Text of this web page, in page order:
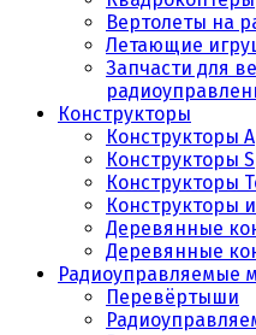
Вертолеты на
Летающие
Запчасти для
Конструкторы
Конструкторы
Конструкторы
Конструкторы
Конструкторы
Деревянные
Деревянные
Радиоуправляемые
Перевёртыши